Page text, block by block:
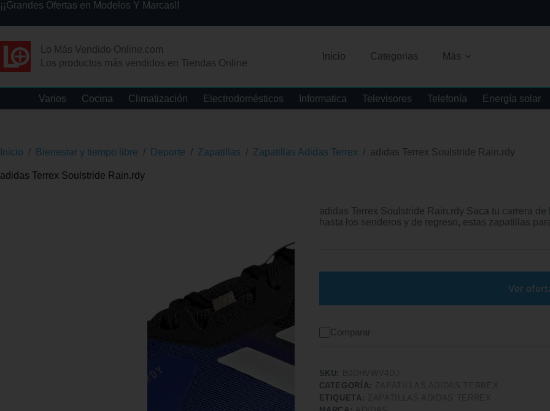
¡¡Grandes Ofertas en Modelos Y Marcas!!
Lo Más Vendido Online.com
Los productos más vendidos en Tiendas Online
Inicio Categorias Más
Varios Cocina Climatización Electrodomésticos Informatica Televisores Telefonía Energía solar
Inicio / Bienestar y tiempo libre / Deporte / Zapatillas / Zapatillas Adidas Terrex / adidas Terrex Soulstride Rain.rdy
adidas Terrex Soulstride Rain.rdy
adidas Terrex Soulstride Rain.rdy Saca tu carrera
hasta los senderos y de regreso, estas zapatillas
Ver
Comparar
SKU:
CATEGORÍA:
ETIQUETA: